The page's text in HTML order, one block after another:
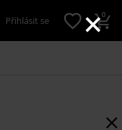
×
Přihlásit se 0